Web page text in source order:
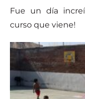
Fue un día
curso que viene!